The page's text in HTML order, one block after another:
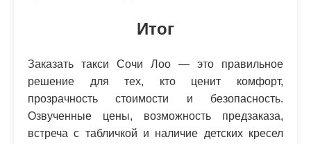
Итог
Заказать такси Сочи Лоо — это правильное
решение для тех, кто ценит комфорт,
прозрачность стоимости и безопасность.
Озвученные цены, возможность предзаказа,
встреча с табличкой и наличие детских кресел